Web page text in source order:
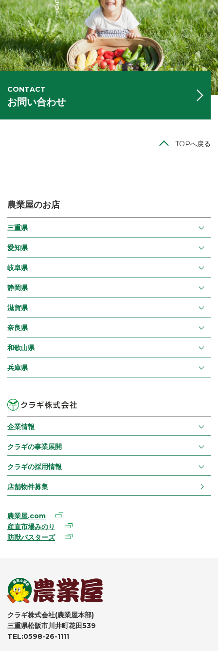
CONTACT
お問い合わせ
TOPへ戻る
農業屋のお店
三重県
愛知県
岐阜県
静岡県
滋賀県
奈良県
和歌山県
兵庫県
企業情報
クラギの事業展開
クラギの採用情報
店舗物件募集
農業屋.com
産直市場みのり
防獣バスターズ
クラギ株式会社(農業屋本部)
三重県松阪市川井町花田539
TEL:0598-26-1111